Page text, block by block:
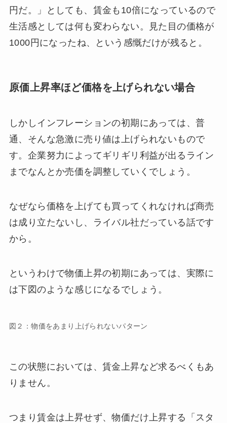
円だ。」としても、賃金も10倍になっているので
生活感としては何も変わらない。見た目の価格が
1000円になったね、という感慨だけが残ると。
原価上昇率ほど価格を上げられない場合
しかしインフレーションの初期にあっては、普
通、そんな急激に売り値は上げられないもので
す。企業努力によってギリギリ利益が出るライン
までなんとか売価を調整していくでしょう。
なぜなら価格を上げても買ってくれなければ商売
は成り立たないし、ライバル社だっている話です
から。
というわけで物価上昇の初期にあっては、実際に
は下図のような感じになるでしょう。
図２：物価をあまり上げられないパターン
この状態においては、賃金上昇など求るべくもあ
りません。
つまり賃金は上昇せず、物価だけ上昇する「スタ